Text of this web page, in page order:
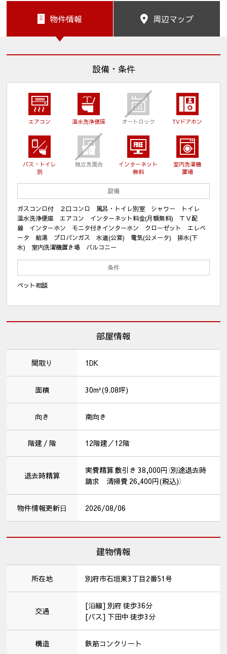
物件情報 周辺マップ
設備・条件
エアコン 温水洗浄便座 オートロック TVドアホン
バス・トイレ
別
独立洗面台
インターネット
無料
室内洗濯機
置場
設備
ガスコンロ付 ２口コンロ 風呂・トイレ別室 シャワー トイレ
温水洗浄便座 エアコン インターネット料金(月額無料) ＴＶ配
線 インターホン モニタ付きインターホン クローゼット エレベ
ータ 給湯 プロパンガス 水道(公営) 電気(公メータ) 排水(下
水) 室内洗濯機置き場 バルコニー
条件
ペット相談
部屋情報
間取り 1DK
面積 30m²(9.08坪)
向き 南向き
階建 / 階 12階建／12階
退去時精算
実費精算 敷引き 38,000円（別途退去時
請求 清掃費 26,400円(税込)）
物件情報更新⽇ 2026/08/06
建物情報
所在地 別府市石垣東3丁目2番51号
交通
[沿線] 別府 徒歩36分
[バス] 下田中 徒歩3分
構造 鉄筋コンクリート